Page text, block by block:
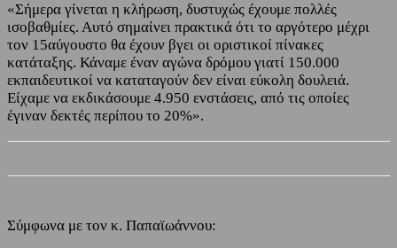
«Σήμερα γίνεται η κλήρωση, δυστυχώς έχουμε πολλές
ισοβαθμίες. Αυτό σημαίνει πρακτικά ότι το αργότερο μέχρι
τον 15αύγουστο θα έχουν βγει οι οριστικοί πίνακες
κατάταξης. Κάναμε έναν αγώνα δρόμου γιατί 150.000
εκπαιδευτικοί να καταταγούν δεν είναι εύκολη δουλειά.
Είχαμε να εκδικάσουμε 4.950 ενστάσεις, από τις οποίες
έγιναν δεκτές περίπου το 20%».
Σύμφωνα με τον κ. Παπαϊωάννου: